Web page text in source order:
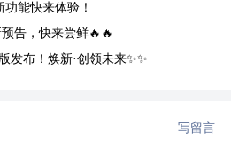
能快来体验！
告，快来尝鲜🔥🔥
发布！焕新·创领未来✨️✨️
写留言